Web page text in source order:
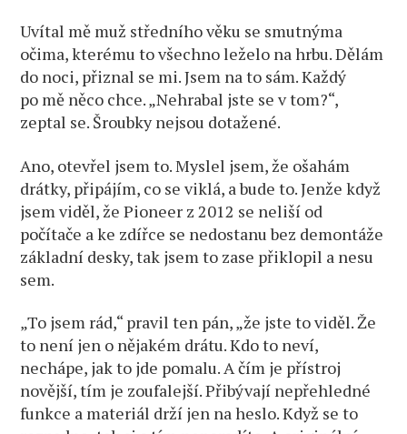
Uvítal mě muž středního věku se smutnýma
očima, kterému to všechno leželo na hrbu. Dělám
do noci, přiznal se mi. Jsem na to sám. Každý
po mě něco chce. „Nehrabal jste se v tom?“,
zeptal se. Šroubky nejsou dotažené.
Ano, otevřel jsem to. Myslel jsem, že ošahám
drátky, připájím, co se viklá, a bude to. Jenže když
jsem viděl, že Pioneer z 2012 se neliší od
počítače a ke zdířce se nedostanu bez demontáže
základní desky, tak jsem to zase přiklopil a nesu
sem.
„To jsem rád,“ pravil ten pán, „že jste to viděl. Že
to není jen o nějakém drátu. Kdo to neví,
nechápe, jak to jde pomalu. A čím je přístroj
novější, tím je zoufalejší. Přibývají nepřehledné
funkce a materiál drží jen na heslo. Když se to